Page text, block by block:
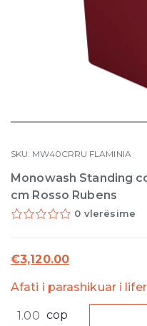
SKU: MW40CRRU FLAMINIA
Monowash Standing
cm Rosso Rubens
0 vlerësime
€3,120.00
Afati i parashikuar i
Standing
cop